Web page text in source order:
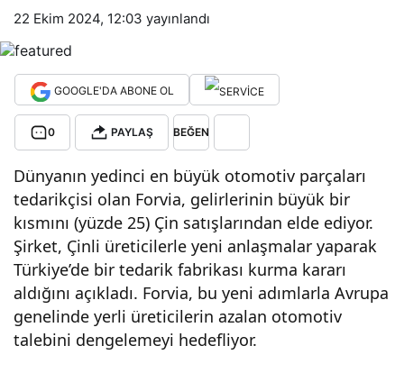
22 Ekim 2024, 12:03 yayınlandı
GOOGLE'DA ABONE OL
0 PAYLAŞ BEĞEN
Dünyanın yedinci en büyük otomotiv parçaları
tedarikçisi olan Forvia, gelirlerinin büyük bir
kısmını (yüzde 25) Çin satışlarından elde ediyor.
Şirket, Çinli üreticilerle yeni anlaşmalar yaparak
Türkiye’de bir tedarik fabrikası kurma kararı
aldığını açıkladı. Forvia, bu yeni adımlarla Avrupa
genelinde yerli üreticilerin azalan otomotiv
talebini dengelemeyi hedefliyor.
de
arik
ı
Kur
dön